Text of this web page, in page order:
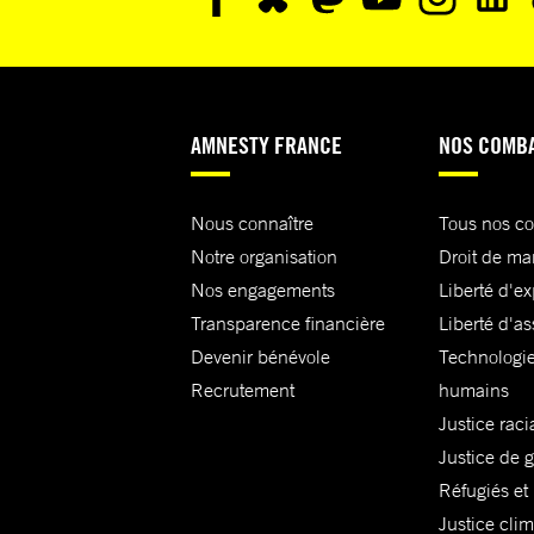
AMNESTY FRANCE
Nous connaître
Notre organisation
Nos engagements
Transparence financière
Devenir bénévole
Recrutement
NOS
Tous nos
Droit de
Liberté
Liberté
humains
Justice
Justice de
Réfugiés
Justice